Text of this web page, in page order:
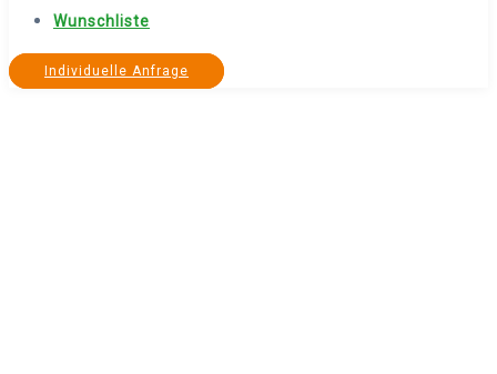
Wunschliste
Individuelle Anfrage